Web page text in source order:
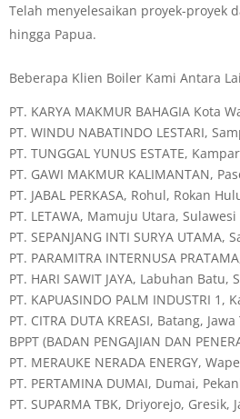
Telah menyelesaikan proyek-proyek
hingga Papua.
Beberapa Klien Boiler Kami Antara
PT. KARYA MAKMUR BAHAGIA
PT. WINDU NABATINDO LESTARI,
PT. TUNGGAL YUNUS ESTATE,
PT. GAWI MAKMUR KALIMANTAN,
PT. JABAL PERKASA, Rohul, Rokan
PT. LETAWA, Mamuju Utara,
PT. SEPANJANG INTI SURYA
PT. PARAMITRA INTERNUSA
PT. HARI SAWIT JAYA, Labuhan Batu,
PT. KAPUASINDO PALM INDUSTRI
PT. CITRA DUTA KREASI, Batang,
BPPT (BADAN PENGAJIAN DAN
PT. MERAUKE NERADA ENERGY,
PT. PERTAMINA DUMAI, Dumai,
PT. SUPARMA TBK, Driyorejo, Gresik,